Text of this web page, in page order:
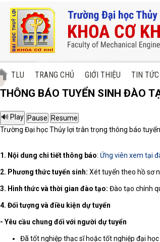
TLU TRANG CHỦ GIỚI THIỆU TIN TỨC
THÔNG BÁO TUYỂN SINH ĐÀO
Trường Đại học Thủy lợi trân trọng thông báo
1. Nội dung chi tiết thông báo: Ứng viên xem tại
2. Phương thức tuyển sinh: Xét tuyển theo hồ sơ
3. Hình thức và thời gian đào tạo: Đào tạo chính
4. Đối tượng và điều kiện dự tuyển
- Yêu cầu chung đối với người dự tuyển
Đã tốt nghiệp thạc sĩ hoặc tốt nghiệp đại